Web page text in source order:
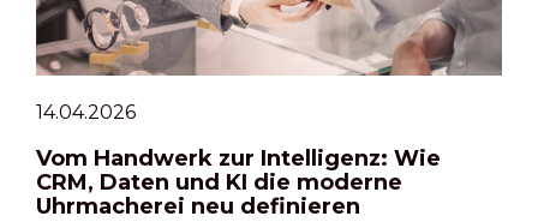
14.04.2026
Vom Handwerk zur Intelligenz: Wie
CRM, Daten und KI die moderne
Uhrmacherei neu definieren